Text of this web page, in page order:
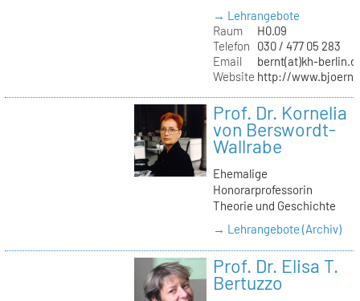
→ Lehrangebote
Raum
H0.09
Telefon
030 / 477 05 283
Email
bernt(at)kh-
Website http://
Prof. Dr. Kornelia
von Berswordt-
Wallrabe
Ehemalige
Honorarprofessorin
Theorie und Geschichte
→ Lehrangebote (Archiv)
Prof. Dr. Elisa T.
Bertuzzo